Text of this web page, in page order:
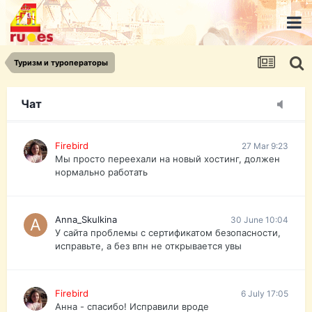
Туризм и туроператоры
Чат
urist.dokument@gmail.com
https://pasport-ua.com/
Телеграмм @uristpassua
Firebird
Друзья - из России без VPN сайт и форум
Firebird 27 Mar 9:23
Мы просто переехали на новый хостинг, должен
нормально работать
Anna_Skulkina 30 June 10:04
У сайта проблемы с сертификатом безопасности,
исправьте, а без впн не открывается увы
Firebird 6 July 17:05
Анна - спасибо! Исправили вроде